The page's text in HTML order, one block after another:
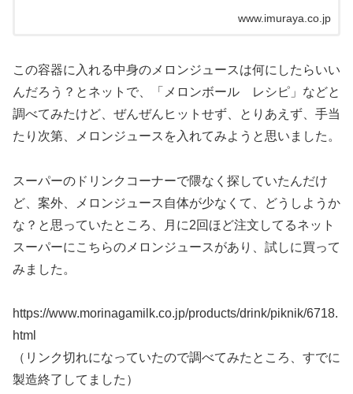
あんまんなど）や井村屋商品を使ったレシ...www.imuraya.co.jp
この容器に入れる中身のメロンジュースは何にしたらいい
んだろう？とネットで、「メロンボール レシピ」などと
調べてみたけど、ぜんぜんヒットせず、とりあえず、手当
たり次第、メロンジュースを入れてみようと思いました。
スーパーのドリンクコーナーで隈なく探していたんだけ
ど、案外、メロンジュース自体が少なくて、どうしようか
な？と思っていたところ、月に2回ほど注文してるネット
スーパーにこちらのメロンジュースがあり、試しに買って
みました。
https://www.morinagamilk.co.jp/products/drink/piknik/6718.
html
（リンク切れになっていたので調べてみたところ、すでに
製造終了してました）